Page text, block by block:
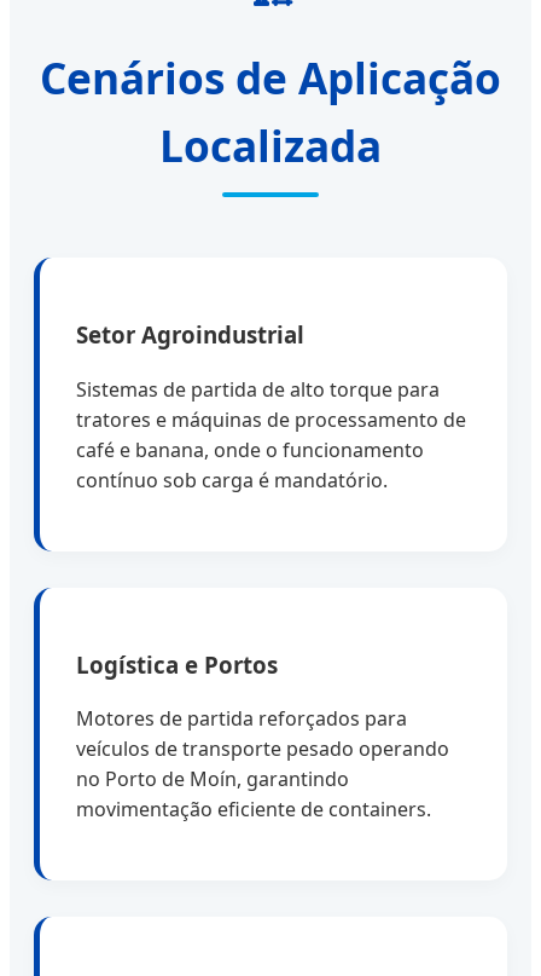
Cenários de Aplicação
Localizada
Setor Agroindustrial
Sistemas de partida de alto torque para
tratores e máquinas de processamento de
café e banana, onde o funcionamento
contínuo sob carga é mandatório.
Logística e Portos
Motores de partida reforçados para
veículos de transporte pesado operando
no Porto de Moín, garantindo
movimentação eficiente de containers.